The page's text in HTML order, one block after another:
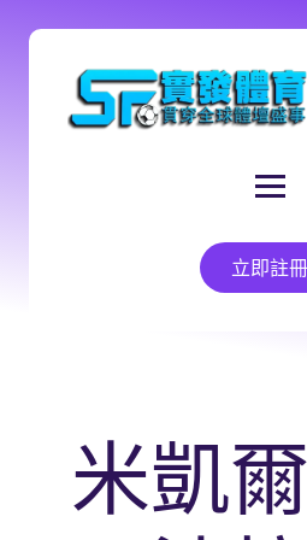
立即註冊
米凱